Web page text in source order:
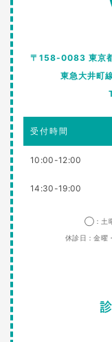
〒158-0083 東京
東急大井町
受付時間
10:00-12:00
14:30-19:00
◯：土
休診日：金曜